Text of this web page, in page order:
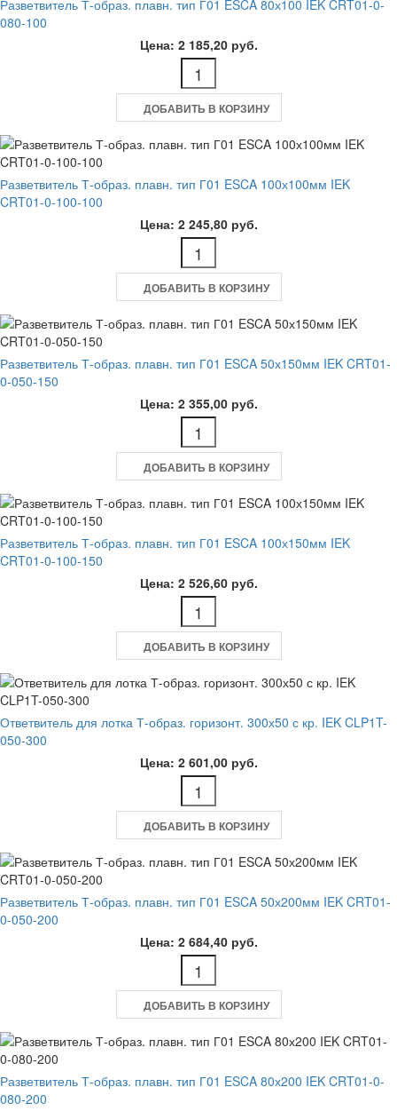
Разветвитель Т-образ. плавн. тип Г01 ESCA 80х100 IEK CRT01-0-
080-100
Цена: 2 185,20 руб.
ДОБАВИТЬ В КОРЗИНУ
Разветвитель Т-образ. плавн. тип Г01 ESCA 100х100мм IEK
CRT01-0-100-100
Цена: 2 245,80 руб.
ДОБАВИТЬ В КОРЗИНУ
Разветвитель Т-образ. плавн. тип Г01 ESCA 50х150мм IEK CRT01-
0-050-150
Цена: 2 355,00 руб.
ДОБАВИТЬ В КОРЗИНУ
Разветвитель Т-образ. плавн. тип Г01 ESCA 100х150мм IEK
CRT01-0-100-150
Цена: 2 526,60 руб.
ДОБАВИТЬ В КОРЗИНУ
Ответвитель для лотка Т-образ. горизонт. 300х50 с кр. IEK CLP1T-
050-300
Цена: 2 601,00 руб.
ДОБАВИТЬ В КОРЗИНУ
Разветвитель Т-образ. плавн. тип Г01 ESCA 50х200мм IEK CRT01-
0-050-200
Цена: 2 684,40 руб.
ДОБАВИТЬ В КОРЗИНУ
Разветвитель Т-образ. плавн. тип Г01 ESCA 80х200 IEK CRT01-0-
080-200